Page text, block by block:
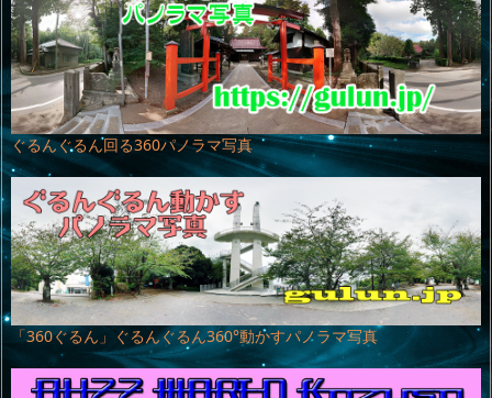
ぐるんぐるん回る360パノラマ写真
「360ぐるん」ぐるんぐるん360°動かすパノラマ写真